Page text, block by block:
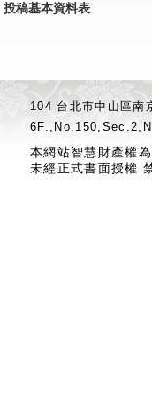
投稿基本資料表
104 台北市中山區
本網站智慧財產權
未經正式書面授權